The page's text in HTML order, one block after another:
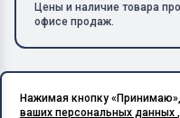
Цены и наличие товара
офисе продаж.
Copyright © 2026 ООО
Нажимая кнопку
ваших персональных данных